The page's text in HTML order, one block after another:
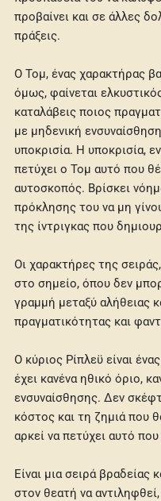
προβαίνει και σε άλλες
πράξεις.
Ο Τομ, ένας χαρακτήρας
όμως, φαίνεται
καταλάβεις ποιος
με μηδενική
υποκρισία. Η υποκρισία,
πετύχει ο Τομ αυτό που
αυτοσκοπός. Βρίσκει
πρόκλησης του να μη
της ίντριγκας που
Οι χαρακτήρες της
στο σημείο, όπου δεν
γραμμή μεταξύ αλήθειας
πραγματικότητας και
Ο κύριος Ρίπλεϋ είναι
έχει κανένα ηθικό όριο,
ενσυναίσθησης. Δεν
κόστος και τη ζημιά που
αρκεί να πετύχει αυτό
Είναι μια σειρά βραδείας
στον θεατή να